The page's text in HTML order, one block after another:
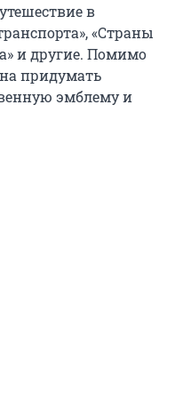
в
«Страны
и другие. Помимо
придумать
эмблему и